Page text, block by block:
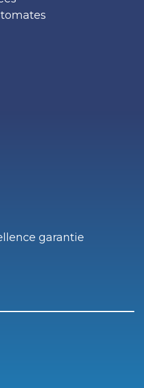
garantie